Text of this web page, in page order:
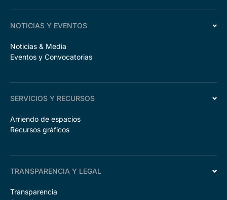
NOTICIAS Y EVENTOS
Noticias & Media
Eventos y Convocatorias
SERVICIOS Y RECURSOS
Arriendo de espacios
Recursos gráficos
TRANSPARENCIA Y LEGAL
Transparencia